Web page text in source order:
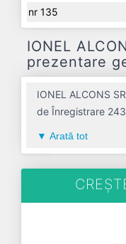
nr 135
IONEL
prezentare
IONEL ALCONS
de Înregistrare
predominanta de
tutun avand codul
aduce o
Arată tot